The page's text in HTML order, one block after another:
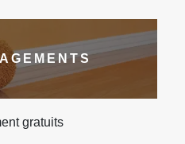
gratuits